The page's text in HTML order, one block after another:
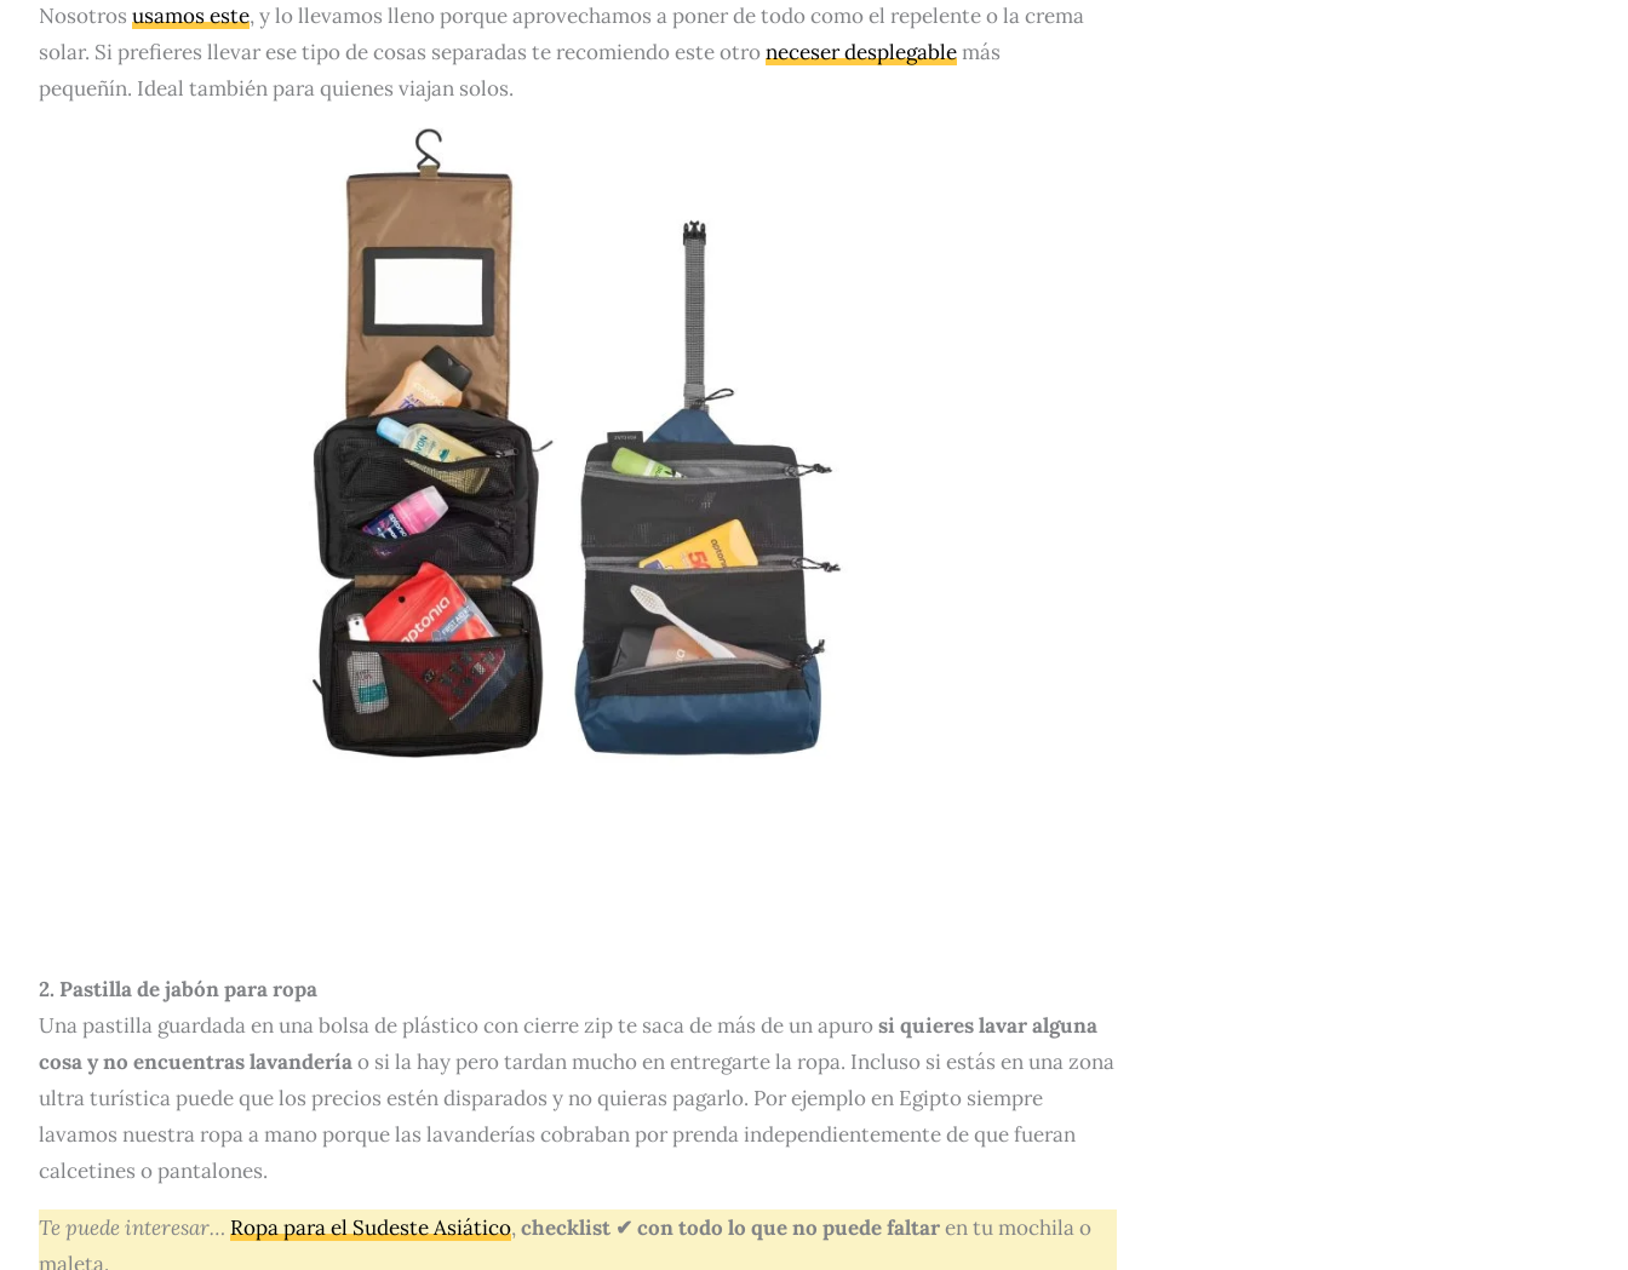
Nosotros usamos este, y lo llevamos lleno porque aprovechamos a poner de todo como el repelente o la crema
solar. Si prefieres llevar ese tipo de cosas separadas te recomiendo este otroneceser desplegablemás
pequeñín. Ideal también para quienes viajan solos.
2. Pastilla de jabón para ropa
Una pastilla guardada en una bolsa de plástico con cierre zip te saca de más de un apurosi quieres lavar alguna
cosa y no encuentras lavanderíao si la hay pero tardan mucho en entregarte la ropa. Incluso si estás en una zona
ultra turística puede que los precios estén disparados y no quieras pagarlo. Por ejemplo en Egipto siempre
lavamos nuestra ropa a mano porque las lavanderías cobraban por prenda independientemente de que fueran
calcetines o pantalones.
Te puede interesar… Ropa para el Sudeste Asiático,checklist ✔ con todo lo que no puede faltaren tu mochila o
maleta.